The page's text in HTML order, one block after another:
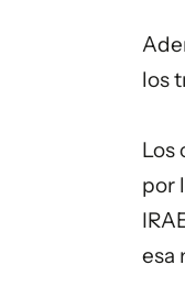
los
Los
por
esa